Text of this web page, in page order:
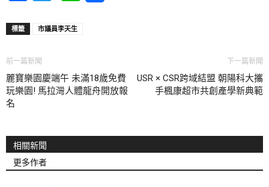
標籤 市議員李天生
前一篇新聞
麗寶樂園慶端午 未滿18歲免費
玩樂園! 馬拉灣人體龍舟開放報
名
下一篇新聞
USR × CSR跨域結盟 朝陽科大攜
手楓康超市共創產學新典範
相關新聞
更多作者